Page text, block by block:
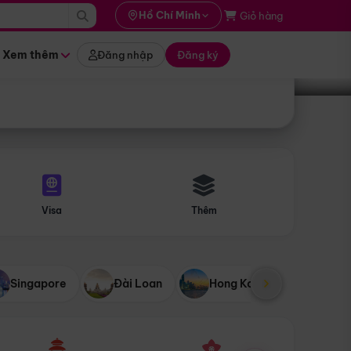
Hồ Chí Minh Giỏ hàng
Xem thêm Đăng nhập Đăng ký
Tìm tour
Visa Thêm
Singapore Đài Loan Hong Kong